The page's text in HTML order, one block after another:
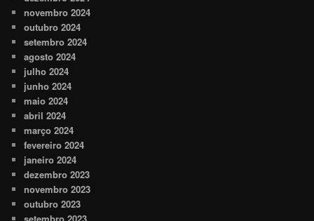
novembro 2024
outubro 2024
setembro 2024
agosto 2024
julho 2024
junho 2024
maio 2024
abril 2024
março 2024
fevereiro 2024
janeiro 2024
dezembro 2023
novembro 2023
outubro 2023